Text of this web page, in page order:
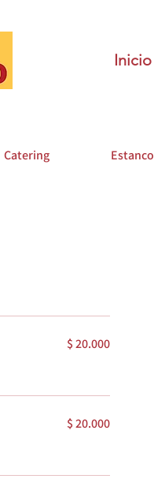
Inicio
Catering Estanco
$ 20.000
$ 20.000